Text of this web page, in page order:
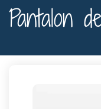
Pantalon